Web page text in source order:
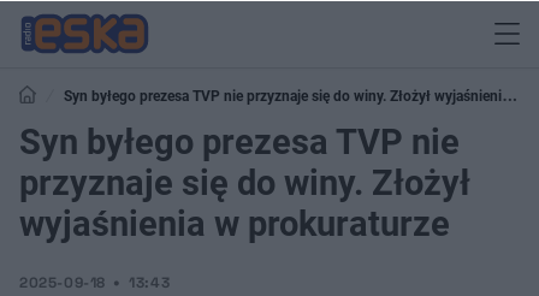
Syn byłego prezesa TVP nie przyznaje się do winy. Złożył wyjaśnienia w
prokuraturze
Syn byłego prezesa TVP nie
przyznaje się do winy. Złożył
wyjaśnienia w prokuraturze
2025-09-18 13:43